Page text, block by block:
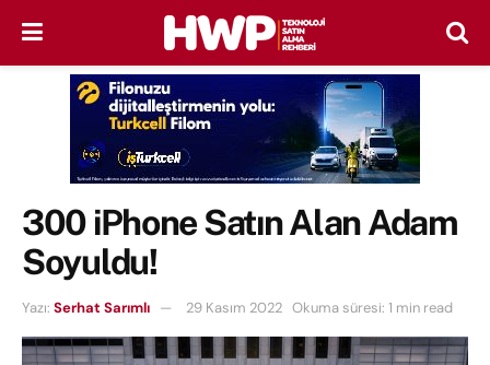
300 iPhone Satın Alan Adam
Soyuldu!
Yazı: Serhat Sarımlı 29 Kasım 2022 Okuma süresi: 1 min read